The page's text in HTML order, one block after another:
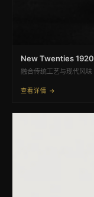
New Twenties 1920
融合传统工艺与现代风味
查看详情 →